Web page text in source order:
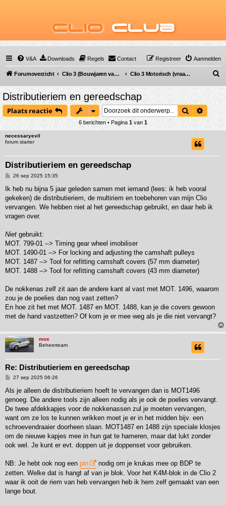
Clio Club
V&A Downloads Regels Contact Aanmelden
Registreer
Forumoverzicht Clio 3 (Bouwjaren van 2005 tot 2012) Clio 3 Motorisch (vraag & antwoord)
o
Distributieriem en gereedschap
Plaats reactie Zoek
6 berichten • Pagina 1 van 1
necessaryevil
forum starter
Distributieriem en gereedschap
B
c
h
26 sep 2025 15:35
Ik heb nu bijna 5 jaar geleden samen met iemand (lees: ik heb vooral
gekeken) de distributieriem, de multiriem en toebehoren van mijn Clio
vervangen. We hebben niet al het gereedschap gebruikt, en daar heb ik
vragen over.
Niet gebruikt:
MOT. 799-01 --> Timing gear wheel imobiliser
MOT. 1490-01 --> For locking and adjusting the camshaft pulleys
MOT. 1487 --> Tool for refitting camshaft covers (57 mm diameter)
MOT. 1488 --> Tool for refitting camshaft covers (43 mm diameter)
De nokkenas zelf zit aan de andere kant al vast met MOT. 1496, waarom
zou je de poelies dan nog vast zetten?
En hoe zit het met MOT. 1487 en MOT. 1488, kan je die covers gewoon
met de hand vastzetten? Of kom je er mee weg als je die niet vervangt?
mox
Beheerteam
Re: Distributieriem en gereedschap
B
r
c
h
27 sep 2025 06:26
Als je alleen de distributieriem hoeft te vervangen dan is MOT1496
genoeg. Die andere tools zijn alleen nodig als je ook de poelies vervangt.
De twee afdekkapjes voor de nokkenassen zul je moeten vervangen,
want om ze los te kunnen wrikken moet je er in het midden bijv. een
schroevendraaier doorheen slaan. MOT1487 en 1488 zijn speciale klosjes
om de nieuwe kapjes mee in hun gat te hameren, maar dat lukt zonder
ook wel. Je kunt er evt. doppen uit je doppenset voor gebruiken.
NB: Je hebt ook nog een pin
nodig om je krukas mee op BDP te
zetten. Welke dat is hangt af van je blok. Voor het K4M-blok in de Clio 2
waar ik ooit de riem van heb vervangen heb ik hem zelf gemaakt van een
lange bout.